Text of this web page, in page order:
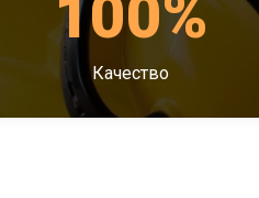
100%
Качество